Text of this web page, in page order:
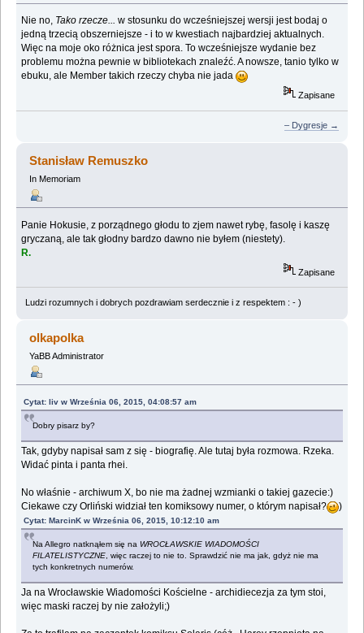
Nie no, Tako rzecze... w stosunku do wcześniejszej wersji jest bodaj o
jedną trzecią obszerniejsze - i to w kwestiach najbardziej aktualnych.
Więc na moje oko różnica jest spora. To wcześniejsze wydanie bez
problemu można pewnie w bibliotekach znaleźć. A nowsze, tanio tylko w
ebuku, ale Member takich rzeczy chyba nie jada
Zapisane
– Dygresje →
Stanisław Remuszko
In Memoriam
Panie Hokusie, z porządnego głodu to zjem nawet rybę, fasolę i kaszę
gryczaną, ale tak głodny bardzo dawno nie byłem (niestety).
R.
Zapisane
Ludzi rozumnych i dobrych pozdrawiam serdecznie i z respektem : - )
olkapolka
YaBB Administrator
Cytat: liv w Września 06, 2015, 04:08:57 am
Dobry pisarz by?
Tak, gdyby napisał sam z się - biografię. Ale tutaj była rozmowa. Rzeka.
Widać pinta i panta rhei.
No właśnie - archiwum X, bo nie ma żadnej wzmianki o takiej gazecie:)
Ciekawe czy Orliński widział ten komiksowy numer, o którym napisał?
)
Cytat: MarcinK w Września 06, 2015, 10:12:10 am
Na Allegro natknąłem się na WROCŁAWSKIE WIADOMOŚCI
FILATELISTYCZNE , więc raczej to nie to. Sprawdzić nie ma jak, gdyż nie ma
tych konkretnych numerów.
Ja na Wrocławskie Wiadomości Kościelne - archidiecezja za tym stoi,
więc maski raczej by nie założyli;)